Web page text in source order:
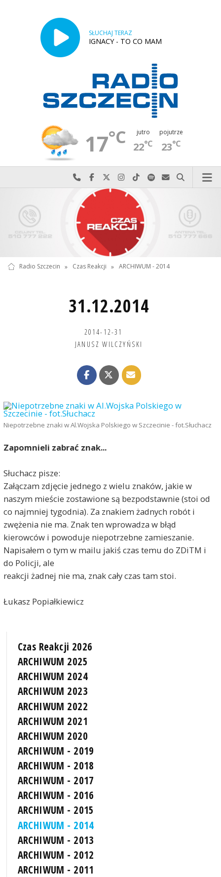
SŁUCHAJ TERAZ
IGNACY - TO CO MAM
17°C jutro
22°C
pojutrze
23°C
Najlepiej po prostu do nas zadzwoń
Odwiedź nas na Facebook-u
Odwiedź nas na X
Odwiedź nas na Instagram-ie
Odwiedź nas na TikTok-u
Szukaj nas na Spotify
Wyślij do nas
Szukaj
Radio Szczecin » Czas Reakcji » ARCHIWUM - 2014
31.12.2014
2014-12-31
JANUSZ WILCZYŃSKI
Niepotrzebne znaki w Al.Wojska Polskiego w Szczecinie - fot.Słuchacz
Zapomnieli zabrać znak...
Słuchacz pisze:
Załączam zdjęcie jednego z wielu znaków, jakie w
naszym mieście zostawione są bezpodstawnie (stoi od
co najmniej tygodnia). Za znakiem żadnych robót i
zwężenia nie ma. Znak ten wprowadza w błąd
kierowców i powoduje niepotrzebne zamieszanie.
Napisałem o tym w mailu jakiś czas temu do ZDiTM i
do Policji, ale
reakcji żadnej nie ma, znak cały czas tam stoi.
Łukasz Popiałkiewicz
Czas Reakcji 2026
ARCHIWUM 2025
ARCHIWUM 2024
ARCHIWUM 2023
ARCHIWUM 2022
ARCHIWUM 2021
ARCHIWUM 2020
ARCHIWUM - 2019
ARCHIWUM - 2018
ARCHIWUM - 2017
ARCHIWUM - 2016
ARCHIWUM - 2015
ARCHIWUM - 2014
ARCHIWUM - 2013
ARCHIWUM - 2012
ARCHIWUM - 2011